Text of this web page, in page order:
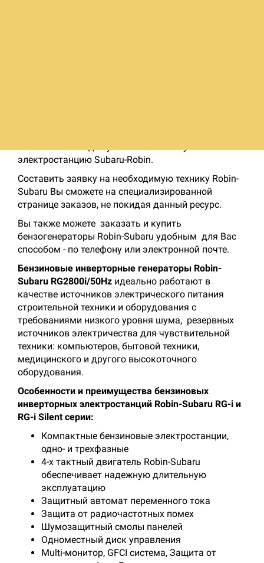
электростанцию Subaru-Robin.
Составить заявку на необходимую технику Robin-
Subaru Вы сможете на специализированной
странице заказов, не покидая данный ресурс.
Вы также можете заказать и купить
бензогенераторы Robin-Subaru удобным для Вас
способом - по телефону или электронной почте.
Бензиновые инверторные генераторы Robin-
Subaru RG2800i/50Hz идеально работают в
качестве источников электрического питания
строительной техники и оборудования с
требованиями низкого уровня шума, резервных
источников электричества для чувствительной
техники: компьютеров, бытовой техники,
медицинского и другого высокоточного
оборудования.
Особенности и преимущества бензиновых
инверторных электростанций Robin-Subaru RG-i и
RG-i Silent серии:
Компактные бензиновые электростанции,
одно- и трехфазные
4-х тактный двигатель Robin-Subaru
обеспечивает надежную длительную
эксплуатацию
Защитный автомат переменного тока
Защита от радиочастотных помех
Шумозащитный смолы панелей
Одноместный диск управления
Multi-монитор, GFCI система, Защита от